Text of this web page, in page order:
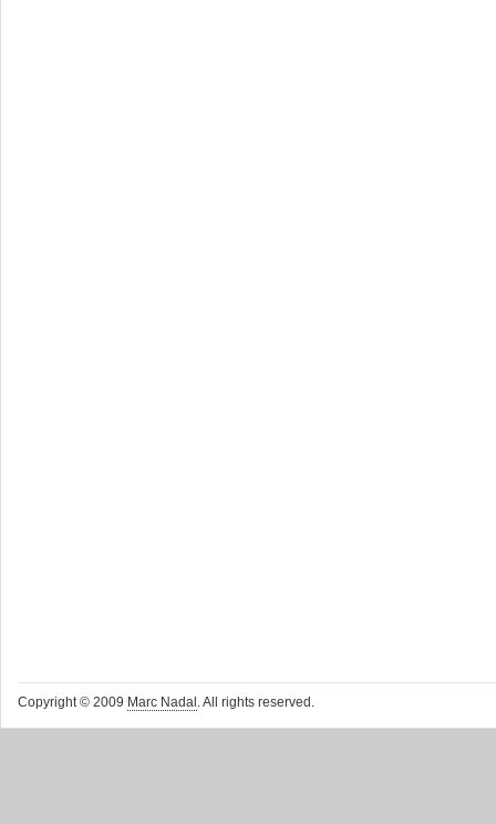
Copyright © 2009 Marc Nadal . All rights reserved.